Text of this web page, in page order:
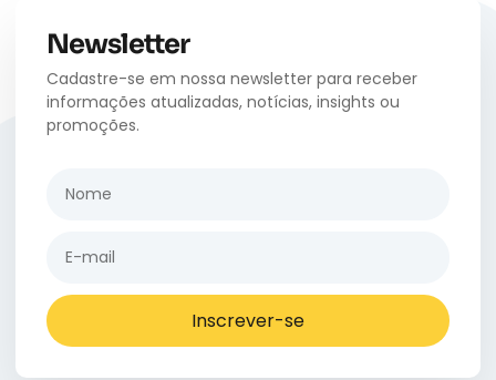
Newsletter
Cadastre-se em nossa newsletter para receber
informações atualizadas, notícias, insights ou
promoções.
Inscrever-se